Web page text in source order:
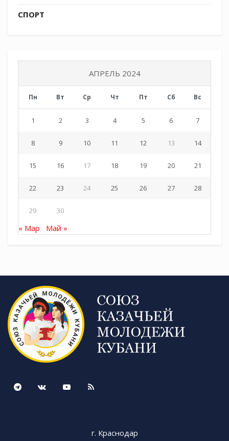
Tags: СКМК
СПОРТ
АПРЕЛЬ 2024
Пн Вт Ср Чт Пт Сб Вс
1 2 3 4 5 6 7
8 9 10 11 12 13 14
15 16 17 18 19 20 21
22 23 24 25 26 27 28
29 30
« Мар Май »
г. Краснодар